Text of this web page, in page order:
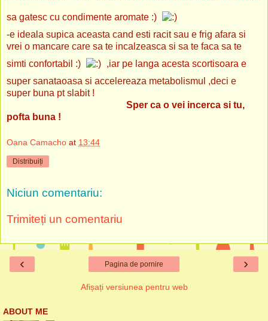
sa gatesc cu condimente aromate :)
-e ideala supica aceasta cand esti racitsau e frig afara si
vrei o mancare care sa te incalzeasca si sa te faca sa te
simti confortabil :)
,iar pe langa acesta scortisoara e
super sanataoasa si accelereaza metabolismul ,deci e
super buna pt slabit !
Sper ca o vei incerca si tu,
pofta buna !
Oana Camacho at 13:44
Distribuiți
Niciun comentariu:
Trimiteți un comentariu
‹ ›
Pagina de pornire
Afișați versiunea pentru web
ABOUT ME